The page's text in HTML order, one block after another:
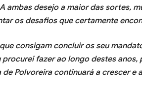
ambas desejo a maior das sortes,
os desafios que certamente
consigam concluir os seu
procurei fazer ao longo destes
de Polvoreira continuará a crescer e